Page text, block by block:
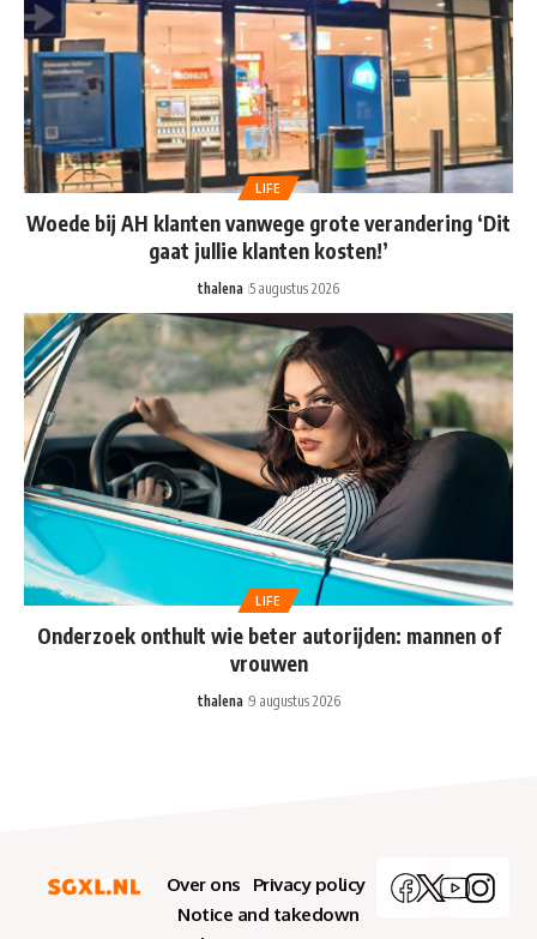
LIFE
Woede bij AH klanten vanwege grote verandering ‘Dit
gaat jullie klanten kosten!’
thalena 5 augustus 2026
LIFE
Onderzoek onthult wie beter autorijden: mannen of
vrouwen
thalena 9 augustus 2026
Over ons
Privacy policy
Notice and takedown